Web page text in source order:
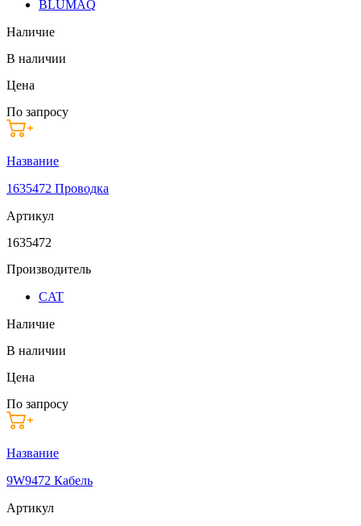
BLUMAQ
Наличие
В наличии
Цена
По запросу
Название
1635472 Проводка
Артикул
1635472
Производитель
CAT
Наличие
В наличии
Цена
По запросу
Название
9W9472 Кабель
Артикул